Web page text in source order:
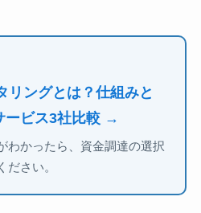
リングとは？仕組みと
ービス3社比較 →
わかったら、資金調達の選択
ださい。